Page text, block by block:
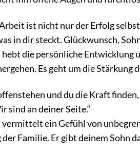
ist nicht nur der Erfolg
in dir steckt. Glückwunsch,
hebt die persönliche Entwicklung
Es geht um die Stärkung
und du die Kraft
sind an deiner Seite.“
vermittelt ein Gefühl von
Familie. Er gibt deinem Sohn